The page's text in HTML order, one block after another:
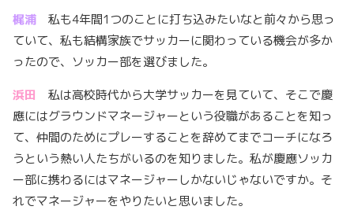
梶浦 私も4年間1つのことに打ち込みたいなと前々から思っ
ていて、私も結構家族でサッカーに関わっている機会が多か
ったので、ソッカー部を選びました。
浜田 私は高校時代から大学サッカーを見ていて、そこで慶
應にはグラウンドマネージャーという役職があることを知っ
て、仲間のためにプレーすることを辞めてまでコーチになろ
うという熱い人たちがいるのを知りました。私が慶應ソッカ
ー部に携わるにはマネージャーしかないじゃないですか。そ
れでマネージャーをやりたいと思いました。